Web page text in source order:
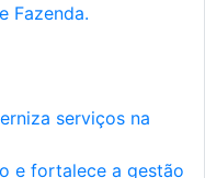
Fazenda.
serviços na
e fortalece a gestão